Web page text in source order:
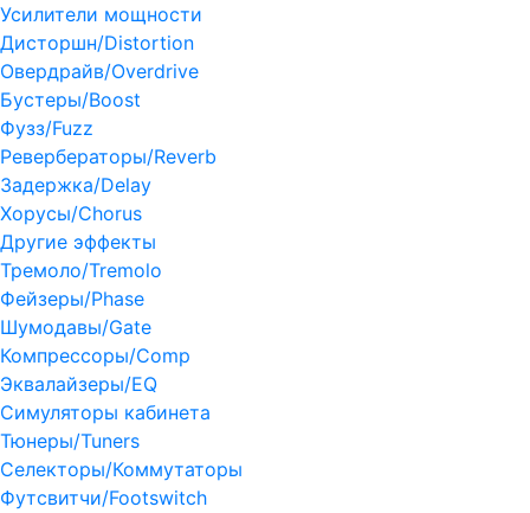
Усилители мощности
Дисторшн/Distortion
Овердрайв/Overdrive
Бустеры/Boost
Фузз/Fuzz
Ревербераторы/Reverb
Задержка/Delay
Хорусы/Chorus
Другие эффекты
Тремоло/Tremolo
Фейзеры/Phase
Шумодавы/Gate
Компрессоры/Comp
Эквалайзеры/EQ
Симуляторы кабинета
Тюнеры/Tuners
Селекторы/Коммутаторы
Футсвитчи/Footswitch